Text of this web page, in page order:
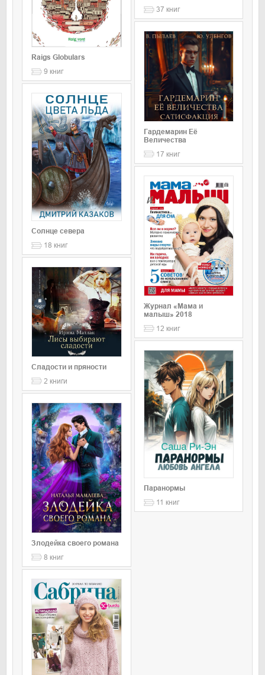
Raigs Globulars
9 книг
Солнце севера
18 книг
Сладости и пряности
2 книги
Злодейка своего романа
8 книг
37 книг
Гардемарин Её
Величества
17 книг
Журнал «Мама и
малыш» 2018
12 книг
Паранормы
11 книг